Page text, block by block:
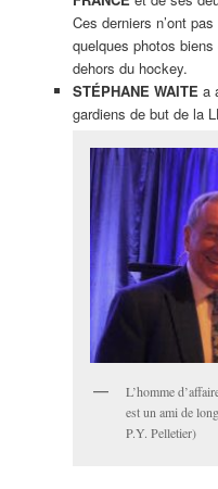
Ces derniers n’ont
quelques photos
dehors du hockey.
STÉPHANE WAITE a
gardiens de but de la
L’homme
est un ami de
P.Y. Pelletier)